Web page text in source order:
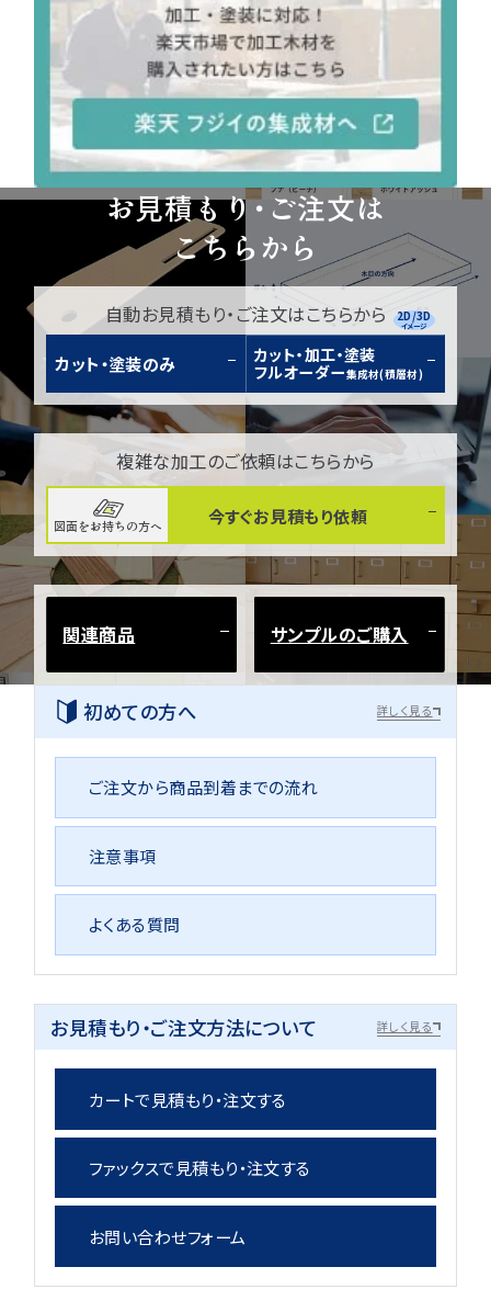
お見積もり・ご注文は
こちらから
自動お見積もり・ご注文はこちらから
カット・塗装のみ
カット・加工・塗装
フルオーダー集成材(積層材)
2D/3D
イメージ
複雑な加工のご依頼はこちらから
図面をお持ちの方へ 今すぐお見積もり依頼
関連商品 サンプルのご購入
初めての方へ 詳しく見る
ご注文から商品到着までの流れ
注意事項
よくある質問
お見積もり・ご注文方法について 詳しく見る
カートで見積もり・注文する
ファックスで見積もり・注文する
お問い合わせフォーム